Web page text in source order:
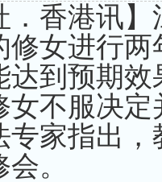
香港讯】
修女进行两
达到预期
女不服决定
专家指出，
。